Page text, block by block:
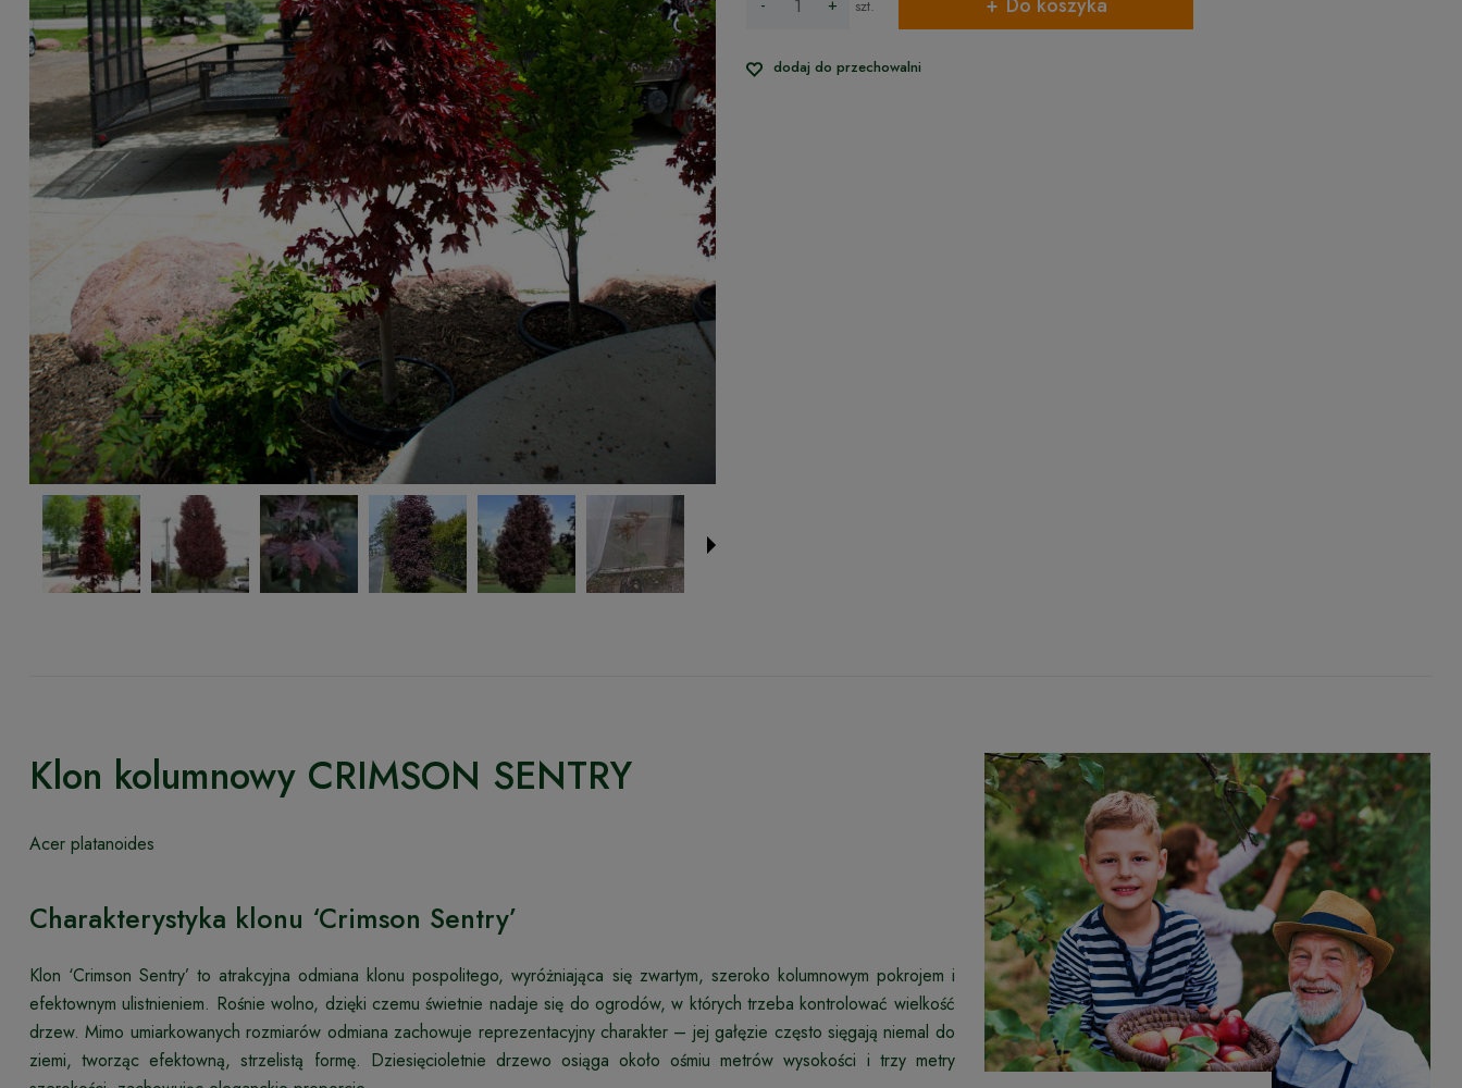
szt.
dodaj do przechowalni
Klon kolumnowy CRIMSON SENTRY
Acer platanoides
Charakterystyka klonu ‘Crimson Sentry’
Klon ‘Crimson Sentry’ to atrakcyjna odmiana klonu pospolitego, wyróżniająca się zwartym, szeroko kolumnowym pokrojem i
efektownym ulistnieniem. Rośnie wolno, dzięki czemu świetnie nadaje się do ogrodów, w których trzeba kontrolować wielkość
drzew. Mimo umiarkowanych rozmiarów odmiana zachowuje reprezentacyjny charakter – jej gałęzie często sięgają niemal do
ziemi, tworząc efektowną, strzelistą formę. Dziesięcioletnie drzewo osiąga około ośmiu metrów wysokości i trzy metry